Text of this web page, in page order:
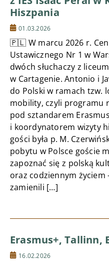
Hiszpania
01.03.2026
🇵🇱 W marcu 2026 r.
Ustawicznego Nr 1 w
dwóch słuchaczy z
w Cartagenie. Antonio i
do Polski w ramach tzw.
mobility, czyli programu
pod sztandarem
i koordynatorem wizyty
gości była p. M.
pobytu w Polsce goście
zapoznać się z polską
oraz codziennym życiem
zamienili […]
Erasmus+, Tallinn,
16.02.2026